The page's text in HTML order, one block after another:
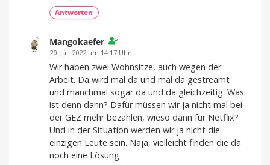
Antworten
Mangokaefer
20. Juli 2022 um 14:17 Uhr
Wir haben zwei Wohnsitze, auch wegen der
Arbeit. Da wird mal da und mal da gestreamt
und manchmal sogar da und da gleichzeitig. Was
ist denn dann? Dafür müssen wir ja nicht mal bei
der GEZ mehr bezahlen, wieso dann für Netflix?
Und in der Situation werden wir ja nicht die
einzigen Leute sein. Naja, vielleicht finden die da
noch eine Lösung